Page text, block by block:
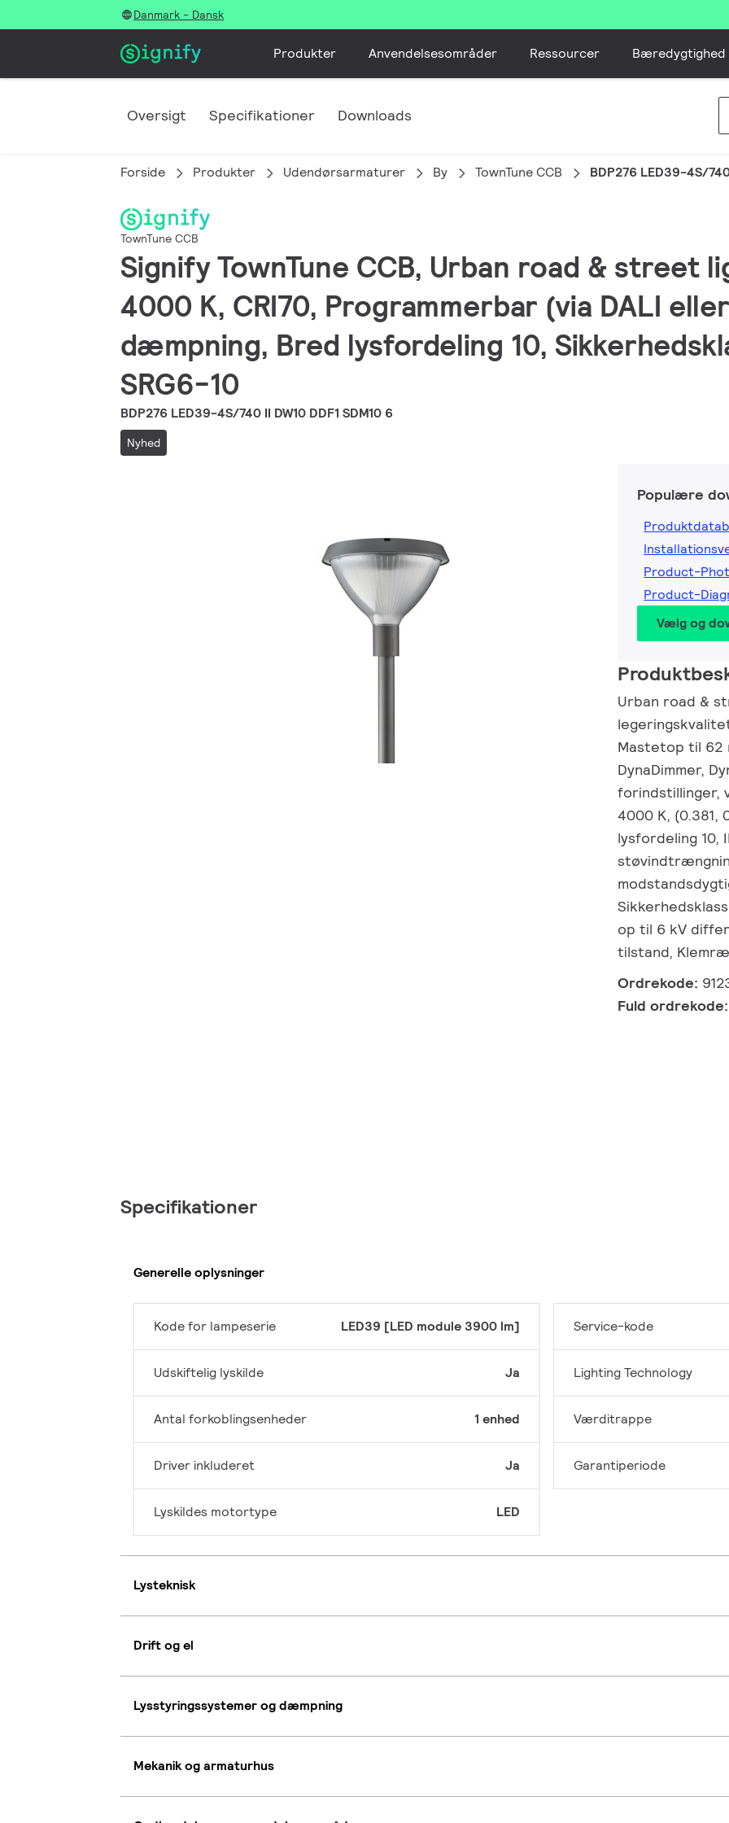
Danmark - Dansk
Produkter Anvendelsesområder Ressourcer Bæredygtighed
Oversigt Specifikationer Downloads
Forside Produkter Udendørsarmaturer By TownTune CCB BDP276 LED39-4S/740
TownTune CCB
Signify TownTune CCB, Urban road & street
4000 K, CRI70, Programmerbar (via DALI
dæmpning, Bred lysfordeling 10,
SRG6-10
BDP276 LED39-4S/740 II DW10 DDF1 SDM10 6
Nyhed
Populære
Product-
Product-
Vælg og
Urban road &
Mastetop til 62
DynaDimmer,
forindstillinger,
4000 K, (0.381,
lysfordeling 10,
op til 6 kV
tilstand,
Ordrekode:
Fuld
Specifikationer
Generelle oplysninger
Kode for lampeserie LED39 [LED module 3900 lm]
Udskiftelig lyskilde Ja
Antal forkoblingsenheder 1 enhed
Driver inkluderet Ja
Lyskildes motortype LED
Service-kode
Lighting Technology
Værditrappe
Garantiperiode
Lysteknisk
Drift og el
Lysstyringssystemer og dæmpning
Mekanik og armaturhus